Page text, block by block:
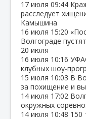
17 июля 09:44
расследует
Камышина
16 июля 15:20
Волгограде
20 июля
16 июля 10:16
клубных
15 июля 10:03 В
за похищение и
14 июля 17:02
окружных
14 июля 10:48 150